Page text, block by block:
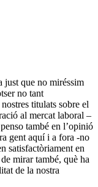
just que no miréssim
no tant
titulats sobre el
al mercat laboral –
també en l’opinió
gent aquí i a fora -no
satisfactòriament en
mirar també, què ha
de la nostra